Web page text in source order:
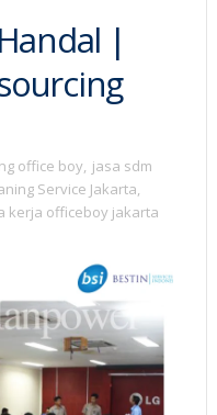
|
office boy, jasa sdm
Service Jakarta,
kerja officeboy jakarta